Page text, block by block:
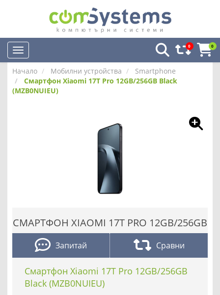
0 0
Начало Мобилни устройства
Smartphone
Смартфон Xiaomi 17T Pro 12GB/256GB Black
(MZB0NUIEU)
СМАРТФОН XIAOMI 17T PRO 12GB/256GB
Запитай Сравни
Смартфон Xiaomi 17T Pro 12GB/256GB
Black (MZB0NUIEU)